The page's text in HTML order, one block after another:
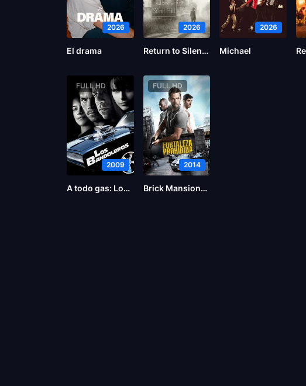
2026
El drama
2026
Return to Silent Hill
2026
Michael
FULL HD
2009
A todo gas: Los bandoleros
FULL HD
2014
Brick Mansions (La fortaleza)